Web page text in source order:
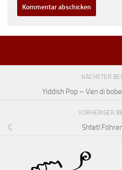
NÄCHSTER
Yiddish Pop – Ven di
VORHERIGER
Shtetl